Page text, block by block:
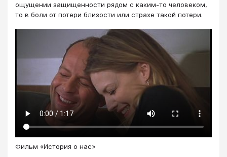
ощущении защищенности рядом с каким-то человеком,
то в боли от потери близости или страхе такой потери.
Фильм «История о нас»